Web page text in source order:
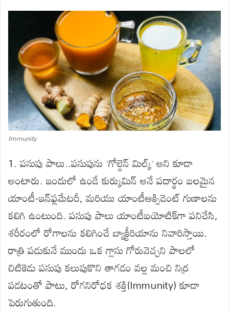
Immunity
1. పసుపు పాలు..పసుపును ‘గోల్డెన్ మిల్క్’ అని కూడా
అంటారు. ఇందులో ఉండే కుర్కుమిన్ అనే పదార్థం బలమైన
యాంటీ-ఇన్‌ఫ్లమేటరీ, మరియు యాంటీఆక్సిడెంట్ గుణాలను
కలిగి ఉంటుంది. పసుపు పాలు యాంటీబయోటిక్‌గా పనిచేసి,
శరీరంలో రోగాలను కలిగించే బ్యాక్టీరియాను నివారిస్తాయి.
రాత్రి పడుకునే ముందు ఒక గ్లాసు గోరువెచ్చని పాలలో
చిటికెడు పసుపు కలుపుకొని తాగడం వల్ల మంచి నిద్ర
పడటంతో పాటు, రోగనిరోధక శక్తి(Immunity) కూడా
పెరుగుతుంది.